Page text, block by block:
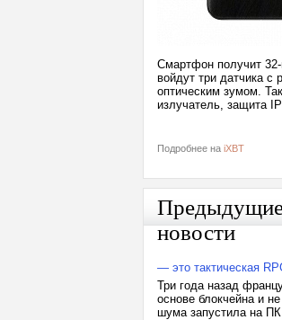
Смартфон получит
войдут три датчика с
оптическим зумом.
излучатель, защита
Подробнее на iXBT
новости
— это тактическая
Три года назад
основе блокчейна и
шума запустила на ПК